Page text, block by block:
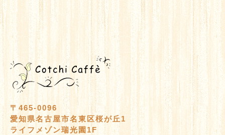
〒465-0096
愛知県名古屋市名東区桜が丘1
ライフメゾン瑞光園1F